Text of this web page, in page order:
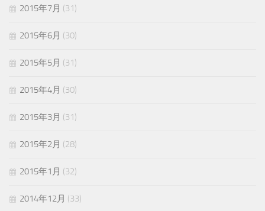
2015年7月 (31)
2015年6月 (30)
2015年5月 (31)
2015年4月 (30)
2015年3月 (31)
2015年2月 (28)
2015年1月 (32)
2014年12月 (33)